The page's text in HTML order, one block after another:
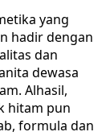
yang
hadir dengan
dan
dewasa
Alhasil,
hitam pun
formula dan